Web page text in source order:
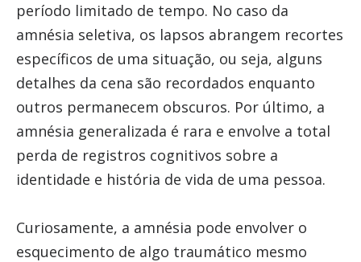
período limitado de tempo. No caso da
amnésia seletiva, os lapsos abrangem recortes
específicos de uma situação, ou seja, alguns
detalhes da cena são recordados enquanto
outros permanecem obscuros. Por último, a
amnésia generalizada é rara e envolve a total
perda de registros cognitivos sobre a
identidade e história de vida de uma pessoa.
Curiosamente, a amnésia pode envolver o
esquecimento de algo traumático mesmo